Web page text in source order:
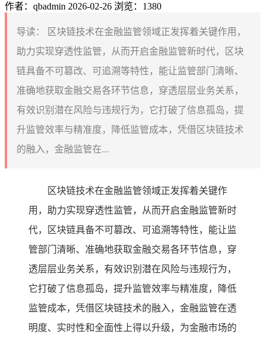
作者：qbadmin 2026-02-26 浏览：1380
导读：
区块链技术在金融监管领域正发挥着关键作用，
助力实现穿透性监管，从而开启金融监管新时代，区块
链具备不可篡改、可追溯等特性，能让监管部门清晰、
准确地获取金融交易各环节信息，穿透层层业务关系，
有效识别潜在风险与违规行为，它打破了信息孤岛，提
升监管效率与精准度，降低监管成本，凭借区块链技术
的融入，金融监管在...
区块链技术在金融监管领域正发挥着关键作
用，助力实现穿透性监管，从而开启金融监管新时
代，区块链具备不可篡改、可追溯等特性，能让监
管部门清晰、准确地获取金融交易各环节信息，穿
透层层业务关系，有效识别潜在风险与违规行为，
它打破了信息孤岛，提升监管效率与精准度，降低
监管成本，凭借区块链技术的融入，金融监管在透
明度、实时性和全面性上得以升级，为金融市场的